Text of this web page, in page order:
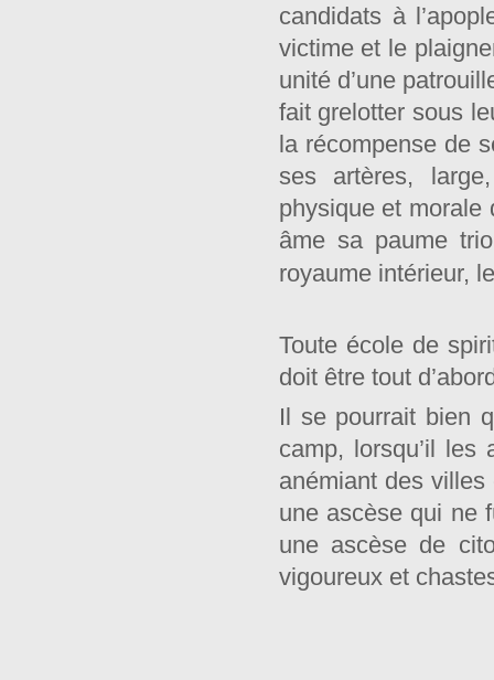
candidats à
victime et le
unité d’une
fait grelotter sous
la récompense de
ses artères,
physique et morale
âme sa paume
royaume intérieur,
Toute école de
doit être tout
Il se pourrait bien
camp, lorsqu’il les
anémiant des
une ascèse qui ne
une ascèse de
vigoureux et